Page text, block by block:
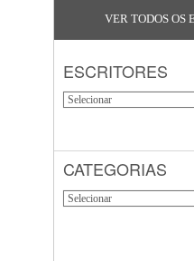
VER TODOS OS
ESCRITORES
CATEGORIAS